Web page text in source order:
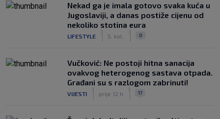
Nekad ga je imala gotovo svaka kuća u
Jugoslaviji, a danas postiže cijenu od
nekoliko stotina eura
LIFESTYLE 5. kol. 0
Vučković: Ne postoji hitna sanacija
ovakvog heterogenog sastava otpada.
Građani su s razlogom zabrinuti!
VIJESTI prije 12 h 17